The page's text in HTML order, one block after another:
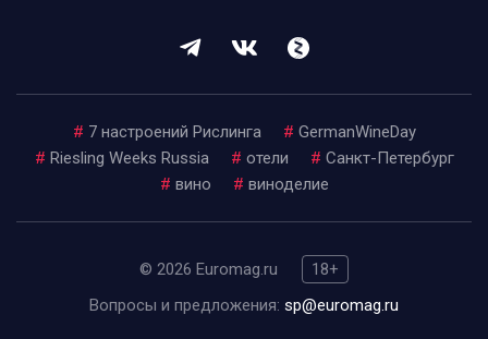
# 7 настроений Рислинга # GermanWineDay
# Riesling Weeks Russia # отели # Санкт-Петербург
# вино # виноделие
© 2026 Euromag.ru
18+
Вопросы и предложения: sp@euromag.ru